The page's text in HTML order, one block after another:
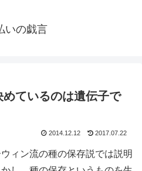
いの戯言
ているのは遺伝子で
2014.12.12 2017.07.22
ィン流の種の保存説では説明